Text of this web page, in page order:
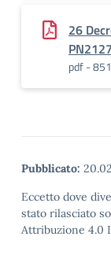
26
pdf -
Pubblicato:
Eccetto dove
stato rilasciato
Attribuzione 4.0